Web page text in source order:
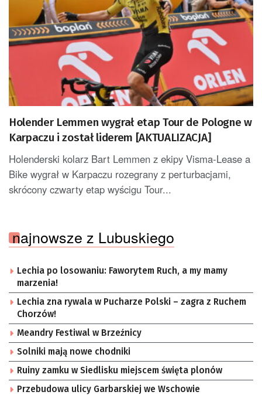
Holender Lemmen wygrał etap Tour de Pologne w
Karpaczu i został liderem [AKTUALIZACJA]
Holenderski kolarz Bart Lemmen z ekipy Visma-Lease a
Bike wygrał w Karpaczu rozegrany z perturbacjami,
skrócony czwarty etap wyścigu Tour...
najnowsze z Lubuskiego
Lechia po losowaniu: Faworytem Ruch, a my mamy
marzenia!
Lechia zna rywala w Pucharze Polski – zagra z Ruchem
Chorzów!
Meandry Festiwal w Brzeźnicy
Solniki mają nowe chodniki
Ruiny zamku w Siedlisku miejscem święta plonów
Przebudowa ulicy Garbarskiej we Wschowie